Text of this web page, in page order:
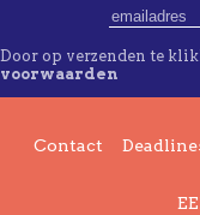
Door op verzenden te
voorwaarden
Contact